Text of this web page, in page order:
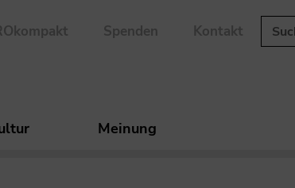
Spenden Kontakt
Meinung